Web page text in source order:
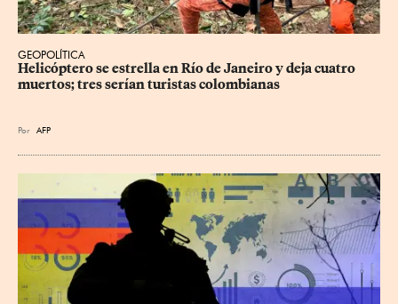
GEOPOLÍTICA
Helicóptero se estrella en Río de Janeiro y deja cuatro
muertos; tres serían turistas colombianas
Por AFP